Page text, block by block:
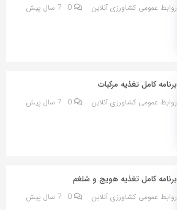
روابط عمومی کشاورزی آنلاین 0 7 سال پیش
برنامه کامل تغذیه مرکبات
روابط عمومی کشاورزی آنلاین 0 7 سال پیش
برنامه کامل تغذیه هویج و شلغم
روابط عمومی کشاورزی آنلاین 0 7 سال پیش